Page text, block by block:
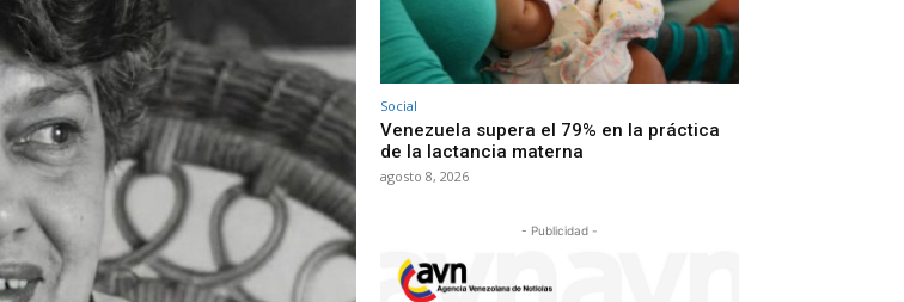
Social
Venezuela supera el 79% en la práctica
de la lactancia materna
agosto 8, 2026
- Publicidad -